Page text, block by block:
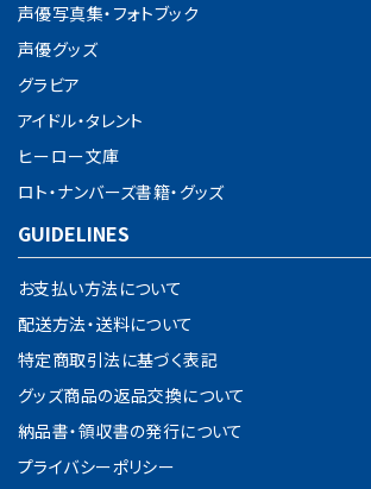
声優写真集・フォトブック
声優グッズ
グラビア
アイドル・タレント
ヒーロー文庫
ロト・ナンバーズ書籍・グッズ
GUIDELINES
お支払い方法について
配送方法・送料について
特定商取引法に基づく表記
グッズ商品の返品交換について
納品書・領収書の発行について
プライバシーポリシー